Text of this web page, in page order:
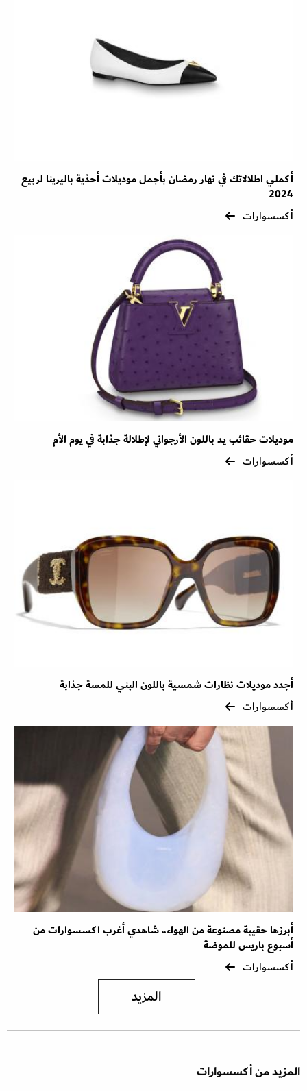
أكملي اطلالاتك في نهار رمضان بأجمل موديلات أحذية باليرينا لربيع
2024
أكسسوارات
موديلات حقائب يد باللون الأرجواني لإطلالة جذابة في يوم الأم
أكسسوارات
أجدد موديلات نظارات شمسية باللون البني للمسة جذابة
أكسسوارات
أبرزها حقيبة مصنوعة من الهواء.. شاهدي أغرب اكسسوارات من
أسبوع باريس للموضة
أكسسوارات
المزيد
المزيد من أكسسوارات